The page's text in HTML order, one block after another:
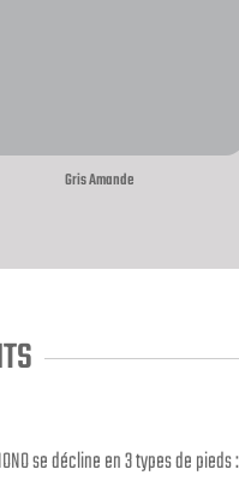
Gris Amande
se décline en 3 types de pieds :